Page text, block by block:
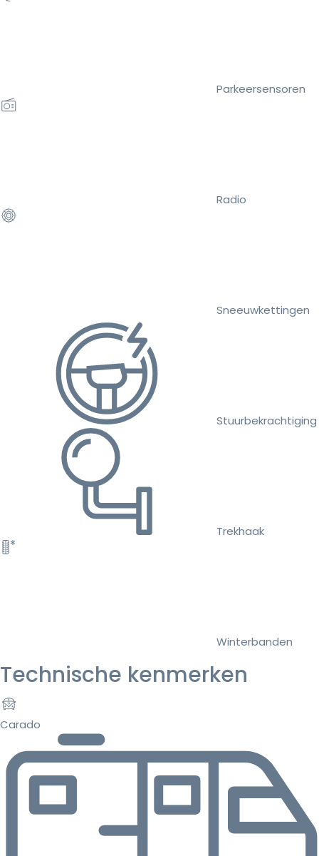
Parkeersensoren
Radio
Sneeuwkettingen
Stuurbekrachtiging
Trekhaak
Winterbanden
Technische kenmerken
Carado